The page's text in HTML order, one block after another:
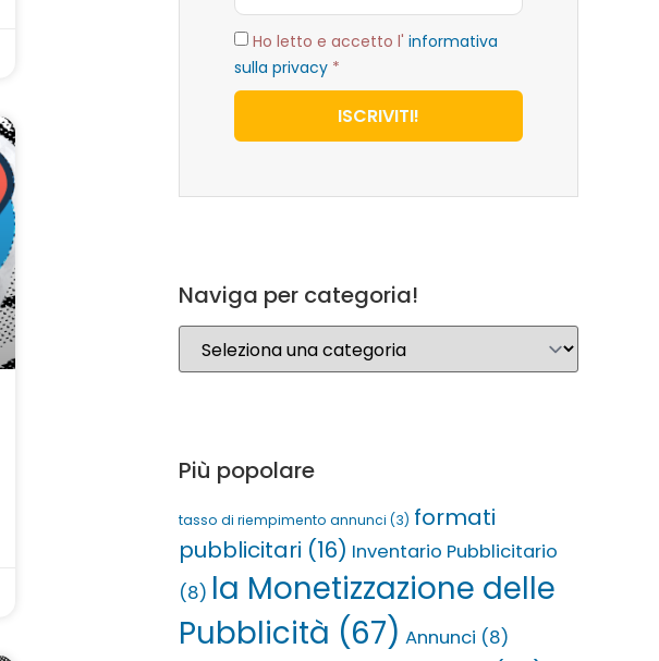
Ho letto e accetto l' informativa
sulla privacy *
ISCRIVITI!
Naviga per categoria!
Più popolare
tasso di riempimento annunci (3) formati
pubblicitari (16) Inventario Pubblicitario
(8) la Monetizzazione delle
Pubblicità (67) Annunci (8)